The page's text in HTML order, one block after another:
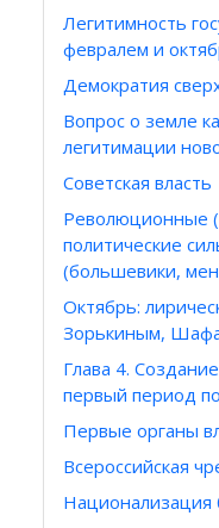
Легитимность
февралем и
Демократия
Вопрос о земле
легитимации
Советская власть
Революционные
политические
(большевики,
Октябрь:
Зорькиным,
Глава 4.
первый период
Первые органы
Всероссийская
Национализация